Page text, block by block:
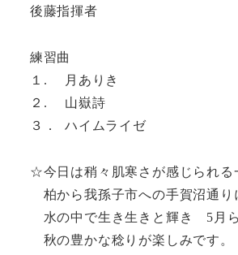
後藤指揮者
練習曲
１. 月ありき
２. 山嶽詩
３． ハイムライゼ
☆今日は稍々肌寒さが感じられる
柏から我孫子市への手賀沼通
水の中で生き生きと輝き 5月ら
秋の豊かな稔りが楽しみです。